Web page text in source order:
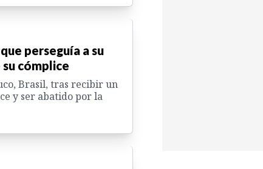
perseguía a su
cómplice
Brasil, tras recibir un
y ser abatido por la